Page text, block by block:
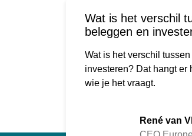
Wat is het verschil
beleggen en
Wat is het verschil
investeren? Dat hangt er
wie je het vraagt.
René van